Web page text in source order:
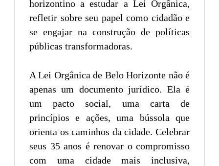
horizontino a estudar a Lei Orgânica,
refletir sobre seu papel como cidadão e
se engajar na construção de políticas
públicas transformadoras.
A Lei Orgânica de Belo Horizonte não é
apenas um documento jurídico. Ela é
um pacto social, uma carta de
princípios e ações, uma bússola que
orienta os caminhos da cidade. Celebrar
seus 35 anos é renovar o compromisso
com uma cidade mais inclusiva,